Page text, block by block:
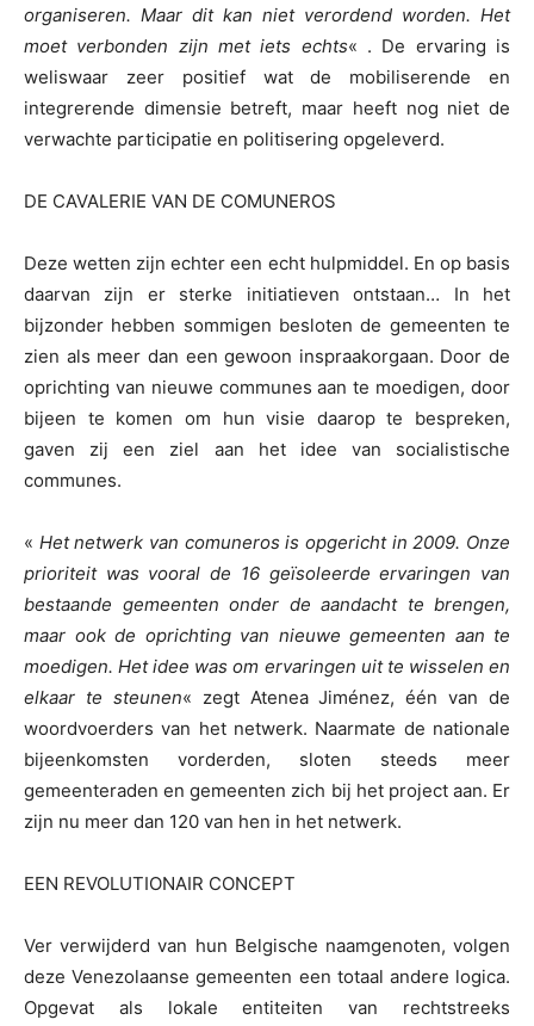
organiseren. Maar dit kan niet verordend worden. Het
moet verbonden zijn met iets echts« . De ervaring is
weliswaar zeer positief wat de mobiliserende en
integrerende dimensie betreft, maar heeft nog niet de
verwachte participatie en politisering opgeleverd.
DE CAVALERIE VAN DE COMUNEROS
Deze wetten zijn echter een echt hulpmiddel. En op basis
daarvan zijn er sterke initiatieven ontstaan… In het
bijzonder hebben sommigen besloten de gemeenten te
zien als meer dan een gewoon inspraakorgaan. Door de
oprichting van nieuwe communes aan te moedigen, door
bijeen te komen om hun visie daarop te bespreken,
gaven zij een ziel aan het idee van socialistische
communes.
« Het netwerk van comuneros is opgericht in 2009. Onze
prioriteit was vooral de 16 geïsoleerde ervaringen van
bestaande gemeenten onder de aandacht te brengen,
maar ook de oprichting van nieuwe gemeenten aan te
moedigen. Het idee was om ervaringen uit te wisselen en
elkaar te steunen« zegt Atenea Jiménez, één van de
woordvoerders van het netwerk. Naarmate de nationale
bijeenkomsten vorderden, sloten steeds meer
gemeenteraden en gemeenten zich bij het project aan. Er
zijn nu meer dan 120 van hen in het netwerk.
EEN REVOLUTIONAIR CONCEPT
Ver verwijderd van hun Belgische naamgenoten, volgen
deze Venezolaanse gemeenten een totaal andere logica.
Opgevat als lokale entiteiten van rechtstreeks